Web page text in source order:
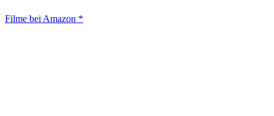
Filme bei Amazon *